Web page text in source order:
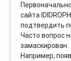
сайта
подтвердить
Часто вопрос
замаскирован.
Например,